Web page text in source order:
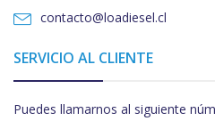
contacto@loadiesel.cl
SERVICIO AL CLIENTE
Puedes llamarnos al siguiente